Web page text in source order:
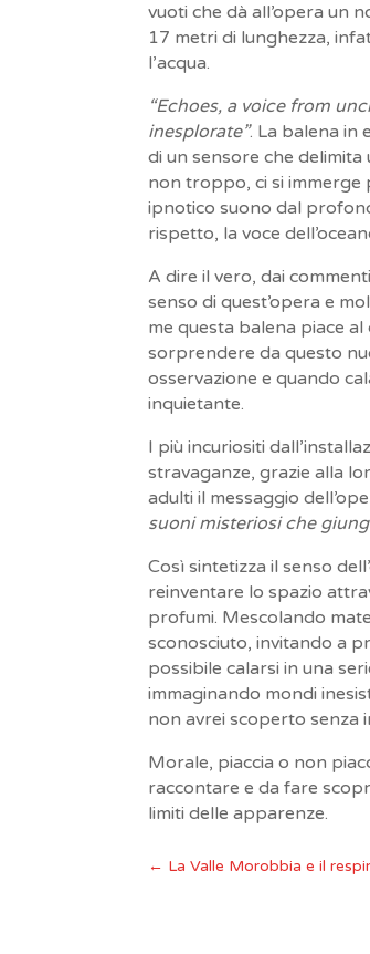
vuoti che dà all’opera un
17 metri di lunghezza,
l’acqua.
“Echoes, a voice from
inesplorate”. La balena in
di un sensore che
non troppo, ci si immerge
ipnotico suono dal
rispetto, la voce
A dire il vero, dai
senso di quest’opera e
me questa balena piace
sorprendere da questo
osservazione e quando
inquietante.
I più incuriositi
stravaganze, grazie alla
adulti il messaggio
suoni misteriosi che
Così sintetizza il senso
reinventare lo spazio
profumi. Mescolando
sconosciuto, invitando a
possibile calarsi in una
immaginando mondi
non avrei scoperto senza
Morale, piaccia o non
raccontare e da fare
limiti delle apparenze.
← La Valle Morobbia e il